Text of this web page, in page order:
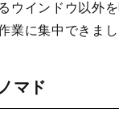
ウインドウ以外
業に集中できまし
マド